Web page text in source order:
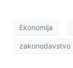
Ekonomija
zakonodavstvo